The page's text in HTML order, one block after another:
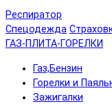
Респиратор
Спецодежда
ГАЗ-ПЛИТА-ГОРЕЛКИ
Газ,Бензин
Горелки и
Зажигалки